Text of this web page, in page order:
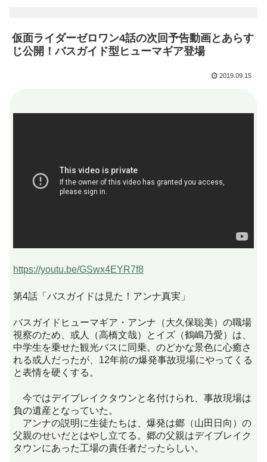
仮面ライダーゼロワン4話の次回予告動画とあらす
じ公開！バスガイド型ヒューマギア登場
2019.09.15
https://youtu.be/GSwx4EYR7f8
第4話「バスガイドは見た！アンナ真実」
バスガイドヒューマギア・アンナ（大久保聡美）の職場
視察のため、或人（高橋文哉）とイズ（鶴嶋乃愛）は、
中学生を乗せた観光バスに同乗。のどかな景色に心癒さ
れる或人だったが、12年前の爆発事故現場にやってくる
と表情を硬くする。
今ではデイブレイクタウンと名付けられ、事故現場は
負の遺産となっていた。
アンナの説明に生徒たちは、爆発は郷（山田日向）の
父親のせいだとはやし立てる。郷の父親はデイブレイク
タウンにあった工場の責任者だったらしい。